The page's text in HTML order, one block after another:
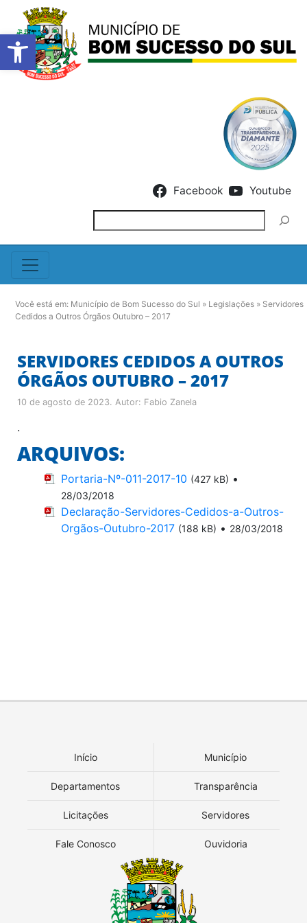
Barra de Ferramentas
Facebook Youtube
Você está em: Município de Bom Sucesso do Sul » Legislações » Servidores
Cedidos a Outros Órgãos Outubro – 2017
SERVIDORES CEDIDOS A OUTROS
ÓRGÃOS OUTUBRO – 2017
10 de agosto de 2023. Autor: Fabio Zanela
.
ARQUIVOS:
Portaria-Nº-011-2017-10 (427 kB) •
28/03/2018
Declaração-Servidores-Cedidos-a-Outros-
Orgãos-Outubro-2017 (188 kB) • 28/03/2018
Início Município
Departamentos Transparência
Licitações Servidores
Fale Conosco Ouvidoria